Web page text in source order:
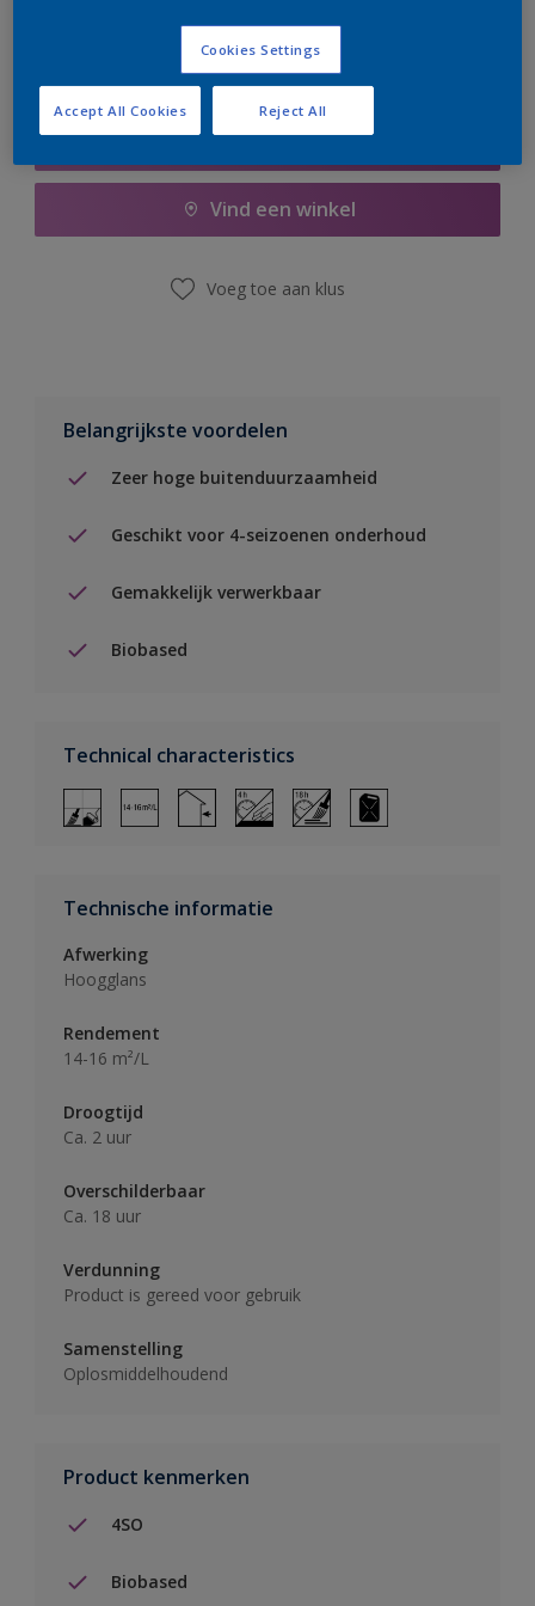
Boodschappenlijst
Vind een winkel
Voeg toe aan klus
Belangrijkste voordelen
Zeer hoge buitenduurzaamheid
Geschikt voor 4-seizoenen onderhoud
Gemakkelijk verwerkbaar
Biobased
Technical characteristics
Technische informatie
Afwerking
Hoogglans
Rendement
14-16 m²/L
Droogtijd
Ca. 2 uur
Overschilderbaar
Ca. 18 uur
Verdunning
Product is gereed voor gebruik
Samenstelling
Oplosmiddelhoudend
Product kenmerken
4SO
Biobased
Cookies Settings
Reject All
Accept All Cookies